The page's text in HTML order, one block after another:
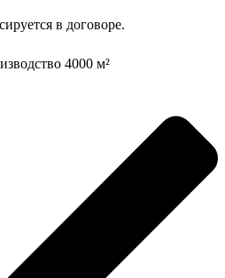
в договоре.
4000 м²